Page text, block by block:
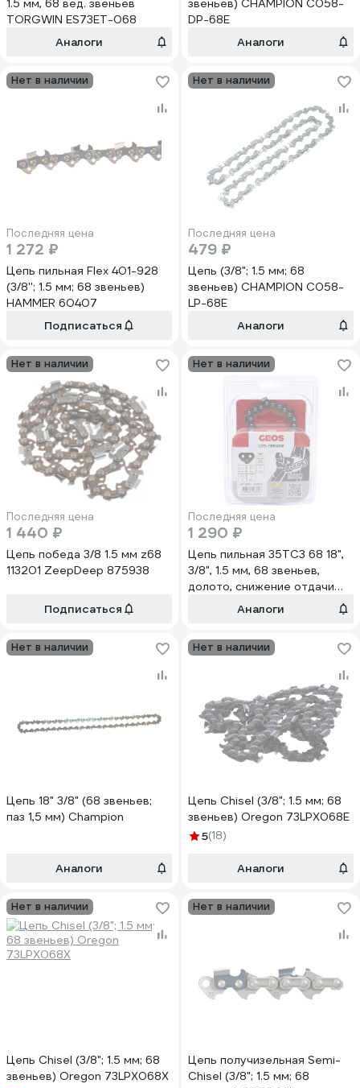
1.5 мм, 68 вед. звеньев
TORGWIN ES73ET-068
Аналоги
звеньев) CHAMPION C058-
DP-68E
Аналоги
Нет в наличии
Последняя цена
1 272 ₽
Цепь пильная Flex 401-928
(3/8''; 1.5 мм; 68 звеньев)
HAMMER 60407
Подписаться
Нет в наличии
Последняя цена
479 ₽
Цепь (3/8"; 1.5 мм; 68
звеньев) CHAMPION C058-
LP-68E
Аналоги
Нет в наличии
Последняя цена
1 440 ₽
Цепь победа 3/8 1.5 мм z68
113201 ZeepDeep 875938
Подписаться
Нет в наличии
Последняя цена
1 290 ₽
Цепь пильная 35TC3 68 18",
3/8", 1.5 мм, 68 звеньев,
долото, снижение отдачи
GEOS 260028
Аналоги
Нет в наличии
Цепь 18" 3/8" (68 звеньев;
паз 1,5 мм) Champion
Аналоги
Нет в наличии
Цепь Chisel (3/8"; 1.5 мм; 68
звеньев) Oregon 73LPX068E
5(18)
Аналоги
Нет в наличии
Цепь Chisel (3/8"; 1.5 мм; 68
звеньев) Oregon 73LPX068X
Нет в наличии
Цепь получизельная Semi-
Chisel (3/8"; 1.5 мм; 68